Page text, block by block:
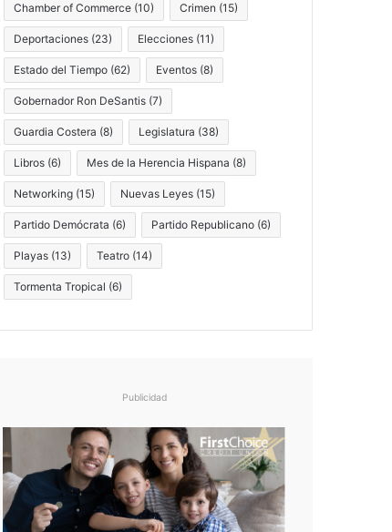
Chamber of Commerce (10) Crimen (15)
Deportaciones (23) Elecciones (11)
Estado del Tiempo (62) Eventos (8)
Gobernador Ron DeSantis (7)
Guardia Costera (8) Legislatura (38)
Libros (6) Mes de la Herencia Hispana (8)
Networking (15) Nuevas Leyes (15)
Partido Demócrata (6) Partido Republicano (6)
Playas (13) Teatro (14)
Tormenta Tropical (6)
Publicidad